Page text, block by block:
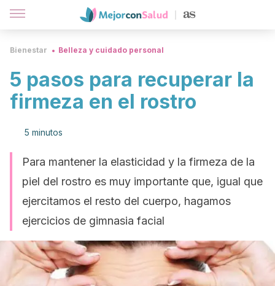
Bienestar Belleza y cuidado personal
5 pasos para recuperar la
firmeza en el rostro
5 minutos
Para mantener la elasticidad y la firmeza de la
piel del rostro es muy importante que, igual que
ejercitamos el resto del cuerpo, hagamos
ejercicios de gimnasia facial